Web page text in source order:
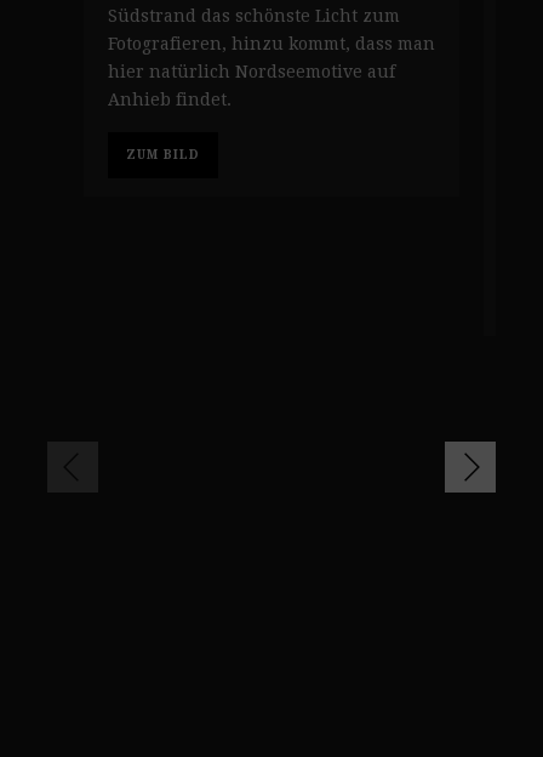
Südstrand das schönste Licht zum
Fotografieren, hinzu kommt, dass man
hier natürlich Nordseemotive auf
Anhieb findet.
ZUM BILD